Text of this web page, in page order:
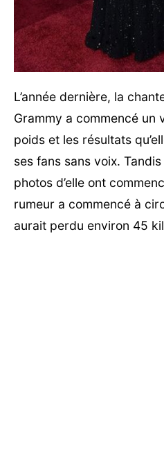
L’année dernière, la
Grammy a commencé un
poids et les résultats
ses fans sans voix.
photos d’elle ont
rumeur a commencé à
aurait perdu environ 45